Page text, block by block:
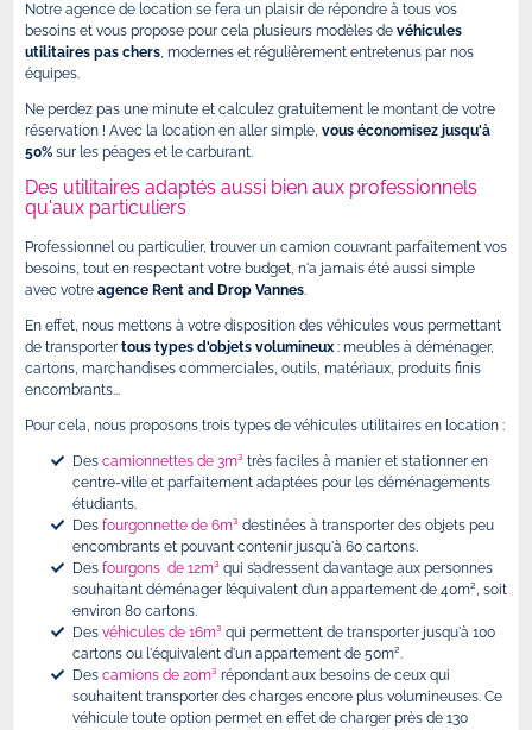
Notre agence de location se fera un plaisir de répondre à tous vos
besoins et vous propose pour cela plusieurs modèles de véhicules
utilitaires pas chers, modernes et régulièrement entretenus par nos
équipes.
Ne perdez pas une minute et calculez gratuitement le montant de votre
réservation ! Avec la location en aller simple, vous économisez jusqu'à
50% sur les péages et le carburant.
Des utilitaires adaptés aussi bien aux professionnels
qu'aux particuliers
Professionnel ou particulier, trouver un camion couvrant parfaitement vos
besoins, tout en respectant votre budget, n'a jamais été aussi simple
avec votre agence Rent and Drop Vannes.
En effet, nous mettons à votre disposition des véhicules vous permettant
de transporter tous types d'objets volumineux : meubles à déménager,
cartons, marchandises commerciales, outils, matériaux, produits finis
encombrants...
Pour cela, nous proposons trois types de véhicules utilitaires en location :
Des camionnettes de 3m³ très faciles à manier et stationner en
centre-ville et parfaitement adaptées pour les déménagements
étudiants.
Des fourgonnette de 6m³ destinées à transporter des objets peu
encombrants et pouvant contenir jusqu'à 60 cartons.
Des fourgons de 12m³ qui s’adressent davantage aux personnes
souhaitant déménager l’équivalent d’un appartement de 40m², soit
environ 80 cartons.
Des véhicules de 16m³ qui permettent de transporter jusqu'à 100
cartons ou l'équivalent d'un appartement de 50m².
Des camions de 20m³ répondant aux besoins de ceux qui
souhaitent transporter des charges encore plus volumineuses. Ce
véhicule toute option permet en effet de charger près de 130